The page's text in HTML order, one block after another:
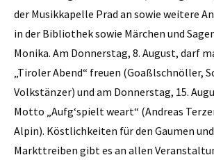
der Musikkapelle Prad an sowie weitere
in der Bibliothek sowie Märchen und
Monika. Am Donnerstag, 8. August, darf
„Tiroler Abend“ freuen (Goaßlschnöller,
Volkstänzer) und am Donnerstag, 15.
Motto „Aufg‘spielt weart“ (Andreas
Alpin). Köstlichkeiten für den Gaumen
Markttreiben gibt es an allen